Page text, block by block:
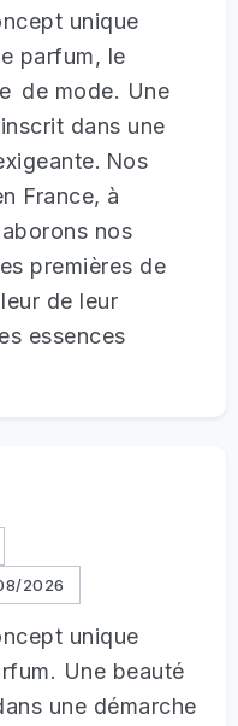
unique
parfum, le
de mode. Une
dans une
Nos
France, à
nos
premières de
de leur
essences
2026
unique
Une beauté
une démarche